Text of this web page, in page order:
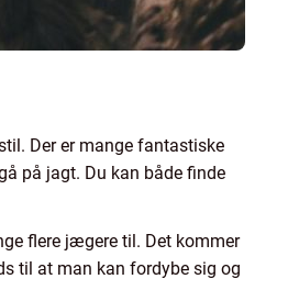
Der er mange fantastiske
på jagt. Du kan både finde
flere jægere til. Det kommer
til at man kan fordybe sig og